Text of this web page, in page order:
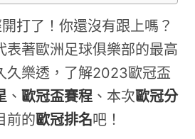
打了！你還沒有跟上嗎？
表著歐洲足球俱樂部的最高
久樂透，了解2023歐冠盃
、 歐冠盃賽程 、本次歐冠分
前的歐冠排名吧！